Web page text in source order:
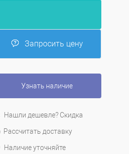
Запросить цену
Узнать наличие
Нашли дешевле? Скидка
Рассчитать доставку
Наличие уточняйте